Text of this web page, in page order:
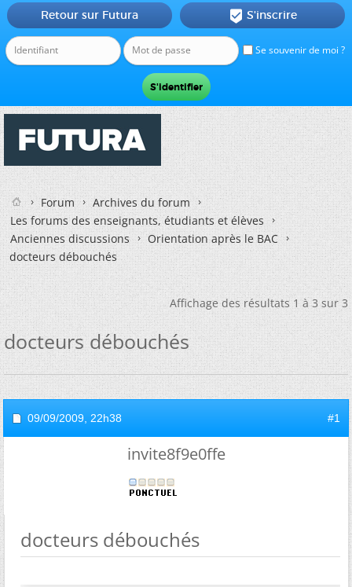
Se souvenir de moi ?
Retour sur Futura  S'inscrire
Forum
Archives du forum
Les forums des enseignants, étudiants et élèves
Anciennes discussions
Orientation après le BAC
docteurs débouchés
Affichage des résultats 1 à 3 sur 3
docteurs débouchés
09/09/2009, 22h38 #1
invite8f9e0ffe
docteurs débouchés